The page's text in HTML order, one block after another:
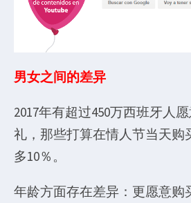
男女之间的差异
2017年有超过450万西班牙人
礼，那些打算在情人节当天购
多10％。
年龄方面存在差异：更愿意购